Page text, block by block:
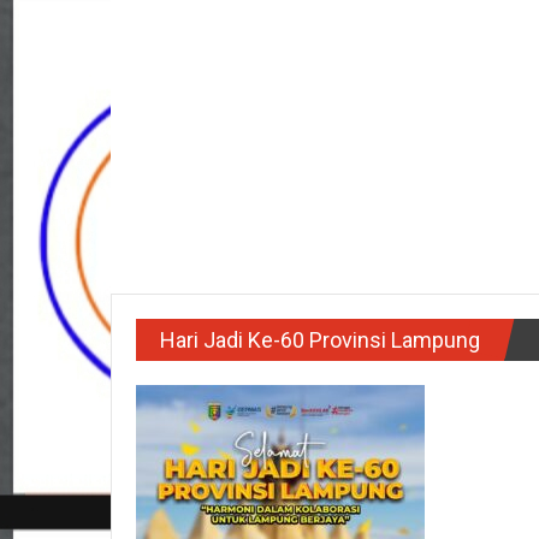
Hari Jadi Ke-60 Provinsi Lampung